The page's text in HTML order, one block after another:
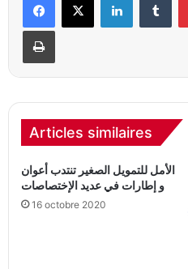
Articles similaires
الأمل للتمويل الصغير تنتدب أعوان
و إطارات في عديد الإختصاصات
16 octobre 2020